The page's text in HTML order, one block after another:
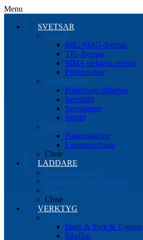
Menu
SVETSAR
MIG/MAG-Svetsar
TIG-Svetsar
MMA elektrod-svetsar
Punktsvetsar
Punktsvets-tillbehör
Svetstråd
Svetstänger
Skydd
Plasmaskärare
Lasersvetsfräsar
Close
LADDARE
Close
VERKTYG
Insex & Torx & T-grepp
Bågfilar